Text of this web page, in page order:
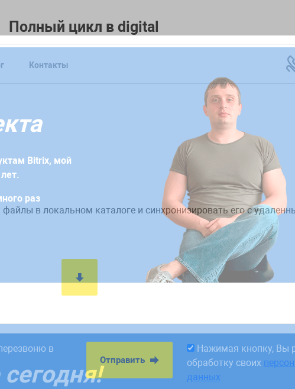
Полный цикл в digital
Контакты
в локальном каталоге и синхронизировать его с
заявку или заказать обратный звонок. В ответ
будет содержать индивидуальную стратегию с учетом
Нажимая кнопку, Вы
данных
Bitrix, мой
раз
в
Отправить
Нажимая кнопку, Вы
обработку своих
данных